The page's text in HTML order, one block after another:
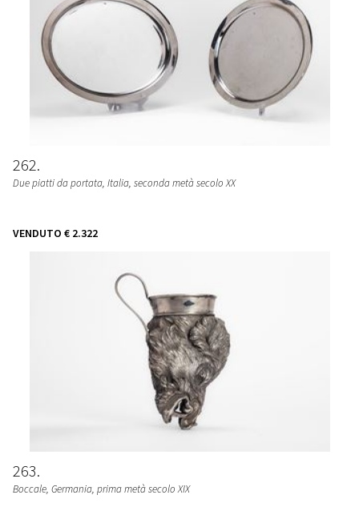
262
Due piatti da portata, Italia, seconda metà secolo XX
VENDUTO € 2.322
263
Boccale, Germania, prima metà secolo XIX